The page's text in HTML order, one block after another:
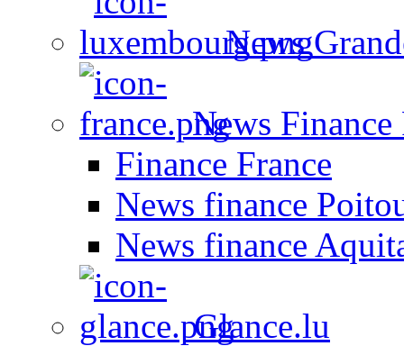
News
News Finance
Finance France
News finance
News finance
Glance.lu